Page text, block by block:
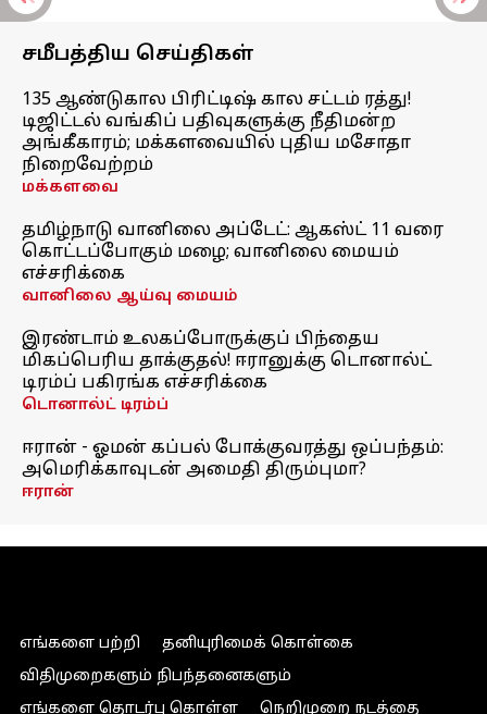
சமீபத்திய செய்திகள்
135 ஆண்டுகால பிரிட்டிஷ் கால சட்டம் ரத்து!
டிஜிட்டல் வங்கிப் பதிவுகளுக்கு நீதிமன்ற
அங்கீகாரம்; மக்களவையில் புதிய மசோதா
நிறைவேற்றம்
மக்களவை
தமிழ்நாடு வானிலை அப்டேட்: ஆகஸ்ட் 11 வரை
கொட்டப்போகும் மழை; வானிலை மையம்
எச்சரிக்கை
வானிலை ஆய்வு மையம்
இரண்டாம் உலகப்போருக்குப் பிந்தைய
மிகப்பெரிய தாக்குதல்! ஈரானுக்கு டொனால்ட்
டிரம்ப் பகிரங்க எச்சரிக்கை
டொனால்ட் டிரம்ப்
ஈரான் - ஓமன் கப்பல் போக்குவரத்து ஒப்பந்தம்:
அமெரிக்காவுடன் அமைதி திரும்புமா?
ஈரான்
எங்களை பற்றி
தனியுரிமைக் கொள்கை
விதிமுறைகளும் நிபந்தனைகளும்
எங்களை தொடர்பு கொள்ள
நெறிமுறை நடத்தை